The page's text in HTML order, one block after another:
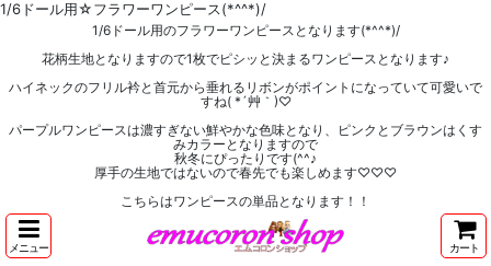
1/6ドール用☆フラワーワンピース(*^^*)/
1/6ドール用のフラワーワンピースとなります(*^^*)/
花柄生地となりますので1枚でピシッと決まるワンピースとなります♪
ハイネックのフリル衿と首元から垂れるリボンがポイントになっていて可愛いで
すね( *´艸｀)♡
パープルワンピースは濃すぎない鮮やかな色味となり、ピンクとブラウンはくす
みカラーとなりますので
秋冬にぴったりです(^^♪
厚手の生地ではないので春先でも楽しめます♡♡♡
こちらはワンピースの単品となります！！
メニュー カート